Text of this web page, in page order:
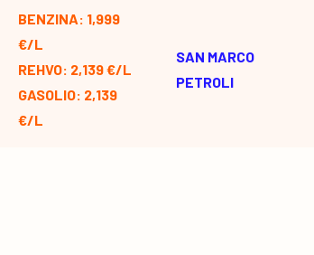
BENZINA: 1,999
€/L
REHVO: 2,139 €/L
GASOLIO: 2,139
€/L
SAN MARCO
PETROLI